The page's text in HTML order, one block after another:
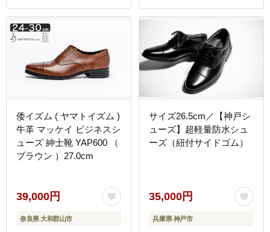
ブル クラシック BN002
倭イズム ( ヤマトイズム )
牛革 マッケイ ビジネスシ
ューズ 紳士靴 YAP600 （
ブラウン ）27.0cm
39,000円
奈良県 大和郡山市
サイズ26.5cm／【神戸シ
ューズ】超軽量防水シュ
ーズ（紐付サイドゴム）
35,000円
兵庫県 神戸市